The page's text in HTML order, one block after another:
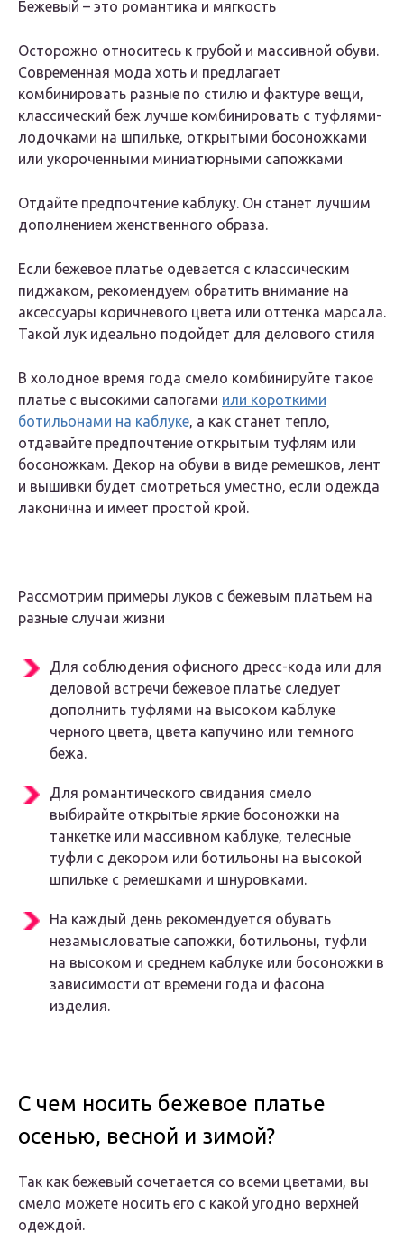
Бежевый – это романтика и мягкость
Осторожно относитесь к грубой и массивной обуви.
Современная мода хоть и предлагает
комбинировать разные по стилю и фактуре вещи,
классический беж лучше комбинировать с туфлями-
лодочками на шпильке, открытыми босоножками
или укороченными миниатюрными сапожками
Отдайте предпочтение каблуку. Он станет лучшим
дополнением женственного образа.
Если бежевое платье одевается с классическим
пиджаком, рекомендуем обратить внимание на
аксессуары коричневого цвета или оттенка марсала.
Такой лук идеально подойдет для делового стиля
В холодное время года смело комбинируйте такое
платье с высокими сапогами или короткими
ботильонами на каблуке, а как станет тепло,
отдавайте предпочтение открытым туфлям или
босоножкам. Декор на обуви в виде ремешков, лент
и вышивки будет смотреться уместно, если одежда
лаконична и имеет простой крой.
Рассмотрим примеры луков с бежевым платьем на
разные случаи жизни
Для соблюдения офисного дресс-кода или для
деловой встречи бежевое платье следует
дополнить туфлями на высоком каблуке
черного цвета, цвета капучино или темного
бежа.
Для романтического свидания смело
выбирайте открытые яркие босоножки на
танкетке или массивном каблуке, телесные
туфли с декором или ботильоны на высокой
шпильке с ремешками и шнуровками.
На каждый день рекомендуется обувать
незамысловатые сапожки, ботильоны, туфли
на высоком и среднем каблуке или босоножки в
зависимости от времени года и фасона
изделия.
С чем носить бежевое платье
осенью, весной и зимой?
Так как бежевый сочетается со всеми цветами, вы
смело можете носить его с какой угодно верхней
одеждой.